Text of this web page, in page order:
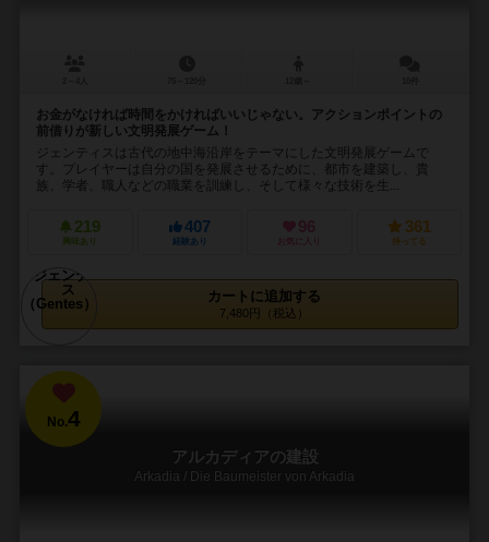
お金がなければ時間をかければいいじゃない。アクションポイントの
前借りが新しい文明発展ゲーム！
ジェンティスは古代の地中海沿岸をテーマにした文明発展ゲームで
す。プレイヤーは自分の国を発展させるために、都市を建築し、貴
族、学者、職人などの職業を訓練し、そして様々な技術を生...
219
興味あり
407
経験あり
96
お気に入り
361
持ってる
カートに追加する
7,480円（税込）
No.4
アルカディアの建設
Arkadia / Die Baumeister von Arkadia